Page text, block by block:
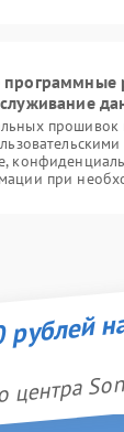
прошивок
при
центра